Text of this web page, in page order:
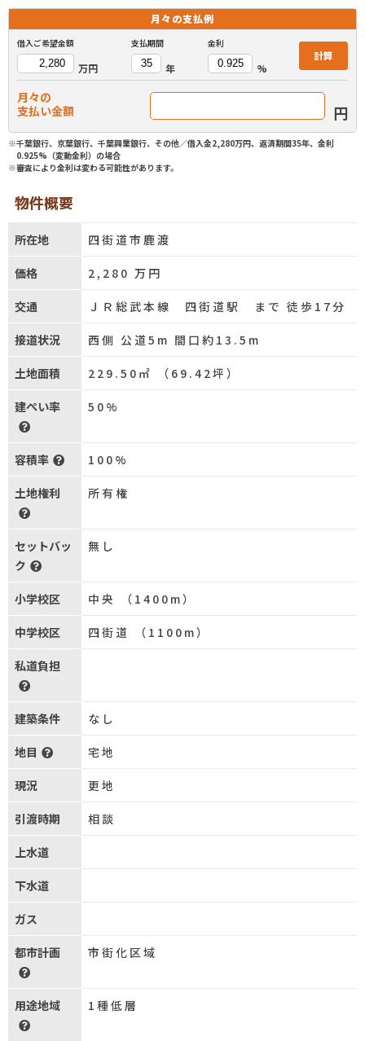
月々の支払例
借入ご希望金額
万円
支払期間
年
金利
%
計算
月々の
支払い金額
円
※千葉銀行、京葉銀行、千葉興業銀行、その他／借入金2,280万円、返済期間35年、金利
0.925%（変動金利）の場合
※審査により金利は変わる可能性があります。
物件概要
所在地 四街道市鹿渡
価格 2,280 万円
交通 ＪＲ総武本線 四街道駅 まで 徒歩17分
接道状況 西側 公道5m 間口約13.5m
土地面積 229.50㎡ （69.42坪）
建ぺい率 50%
容積率 100%
土地権利 所有権
セットバッ
ク
無し
小学校区 中央 （1400m）
中学校区 四街道 （1100m）
私道負担
建築条件 なし
地目 宅地
現況 更地
引渡時期 相談
上水道
下水道
ガス
都市計画 市街化区域
用途地域 1種低層